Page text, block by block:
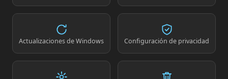
Actualizaciones de Windows Configuración de privacidad